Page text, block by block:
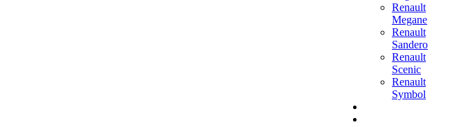
Renault
Megane
Renault
Sandero
Renault
Scenic
Renault
Symbol